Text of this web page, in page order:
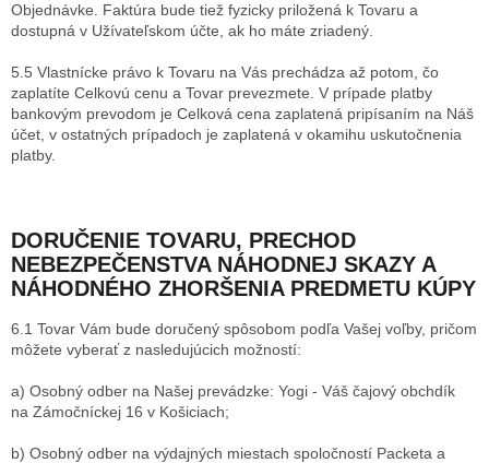
Objednávke. Faktúra bude tiež fyzicky priložená k Tovaru a
dostupná v Užívateľskom účte, ak ho máte zriadený.
5.5 Vlastnícke právo k Tovaru na Vás prechádza až potom, čo
zaplatíte Celkovú cenu a Tovar prevezmete. V prípade platby
bankovým prevodom je Celková cena zaplatená pripísaním na Náš
účet, v ostatných prípadoch je zaplatená v okamihu uskutočnenia
platby.
DORUČENIE TOVARU, PRECHOD
NEBEZPEČENSTVA NÁHODNEJ SKAZY A
NÁHODNÉHO ZHORŠENIA PREDMETU KÚPY
6.1 Tovar Vám bude doručený spôsobom podľa Vašej voľby, pričom
môžete vyberať z nasledujúcich možností:
a) Osobný odber na Našej prevádzke: Yogi - Váš čajový obchdík
na Zámočníckej 16 v Košiciach;
b) Osobný odber na výdajných miestach spoločností Packeta a